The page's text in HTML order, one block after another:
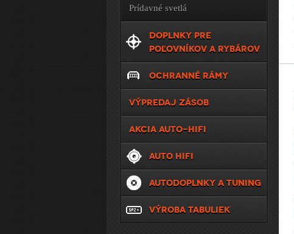
Prídavné svetlá
DOPLNKY PRE
POĽOVNÍKOV A RYBÁROV
OCHRANNÉ RÁMY
VÝPREDAJ ZÁSOB
AKCIA AUTO-HIFI
AUTO HIFI
AUTODOPLNKY A TUNING
VÝROBA TABULIEK